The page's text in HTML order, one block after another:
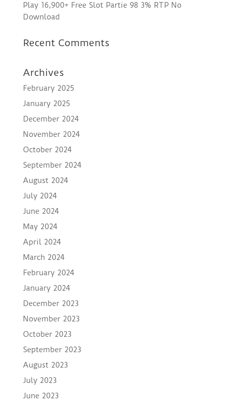
Play 16,900+ Free Slot Partie 98 3% RTP No
Download
Recent Comments
Archives
February 2025
January 2025
December 2024
November 2024
October 2024
September 2024
August 2024
July 2024
June 2024
May 2024
April 2024
March 2024
February 2024
January 2024
December 2023
November 2023
October 2023
September 2023
August 2023
July 2023
June 2023